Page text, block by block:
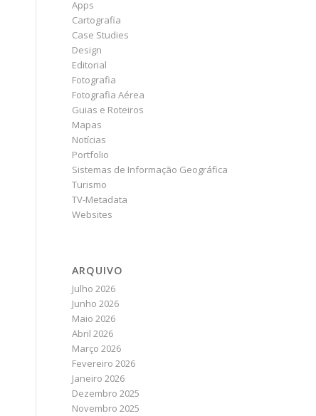
Apps
Cartografia
Case Studies
Design
Editorial
Fotografia
Fotografia Aérea
Guias e Roteiros
Mapas
Notícias
Portfolio
Sistemas de Informação Geográfica
Turismo
TV-Metadata
Websites
ARQUIVO
Julho 2026
Junho 2026
Maio 2026
Abril 2026
Março 2026
Fevereiro 2026
Janeiro 2026
Dezembro 2025
Novembro 2025